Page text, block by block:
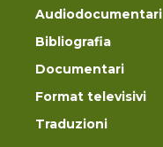
Audiodocumentari
Bibliografia
Documentari
Format televisivi
Traduzioni